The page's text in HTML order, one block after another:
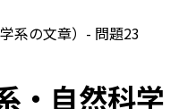
系の文章）- 問題23
・自然科学